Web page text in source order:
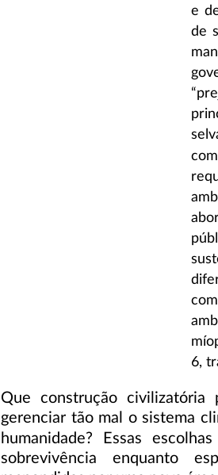
e
de
6,
Que construção civilizatória
gerenciar tão mal o sistema
humanidade? Essas
sobrevivência enquanto